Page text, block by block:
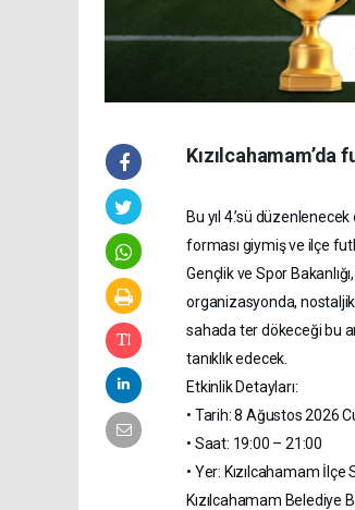
Bu yıl 4.’sü
forması giymiş ve ilçe
Gençlik ve Spor
organizasyonda,
sahada ter dökeceği bu
tanıklık edecek.
Etkinlik Detayları:
• Tarih: 8 Ağustos 2026
• Saat: 19:00 – 21:00
• Yer: Kızılcahamam İlçe
Kızılcahamam